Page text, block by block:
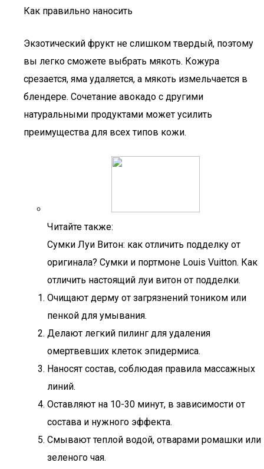
Как правильно наносить
Экзотический фрукт не слишком твердый, поэтому
вы легко сможете выбрать мякоть. Кожура
срезается, яма удаляется, а мякоть измельчается в
блендере. Сочетание авокадо с другими
натуральными продуктами может усилить
преимущества для всех типов кожи.
Читайте также:
Сумки Луи Витон: как отличить подделку от
оригинала? Сумки и портмоне Louis Vuitton. Как
отличить настоящий луи витон от подделки.
Очищают дерму от загрязнений тоником или
пенкой для умывания.
Делают легкий пилинг для удаления
омертвевших клеток эпидермиса.
Наносят состав, соблюдая правила массажных
линий.
Оставляют на 10-30 минут, в зависимости от
состава и нужного эффекта.
Смывают теплой водой, отварами ромашки или
зеленого чая.